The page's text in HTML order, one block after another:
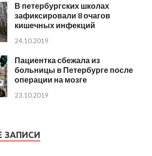
В петербургских школах
зафиксировали 8 очагов
кишечных инфекций
24.10.2019
Пациентка сбежала из
больницы в Петербурге после
операции на мозге
23.10.2019
ЗАПИСИ